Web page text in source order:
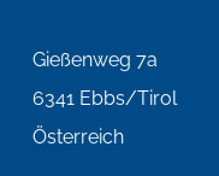
Gießenweg 7a
6341 Ebbs/Tirol
Österreich